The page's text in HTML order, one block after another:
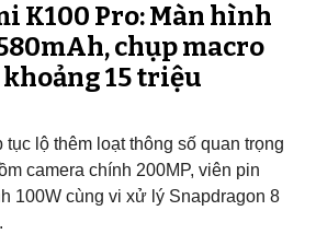
K100 Pro: Màn hình
chụp macro
15 triệu
tục lộ thêm loạt thông số quan trọng
camera chính 200MP, viên pin
100W cùng vi xử lý Snapdragon 8